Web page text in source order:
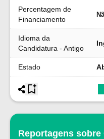
Percentagem de
Financiamento
Idioma da
Candidatura - Antigo
Estado
Reportagens sobre